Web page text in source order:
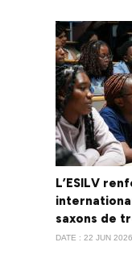
L’ESILV
saxons de
DATE : 22 JUN 2026